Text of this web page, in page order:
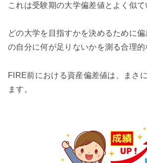
これは受験期の大学偏差値とよく似て
どの大学を目指すかを決めるために
の自分に何が足りないかを測る合理的
FIRE前における資産偏差値は、まさ
ます。